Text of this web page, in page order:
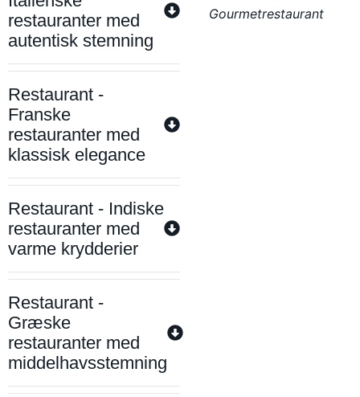
restauranter med
autentisk stemning
Restaurant -
Franske
restauranter med
klassisk elegance
Restaurant - Indiske
restauranter med
varme krydderier
Restaurant -
Græske
restauranter med
middelhavsstemning
Gourmetrestaurant